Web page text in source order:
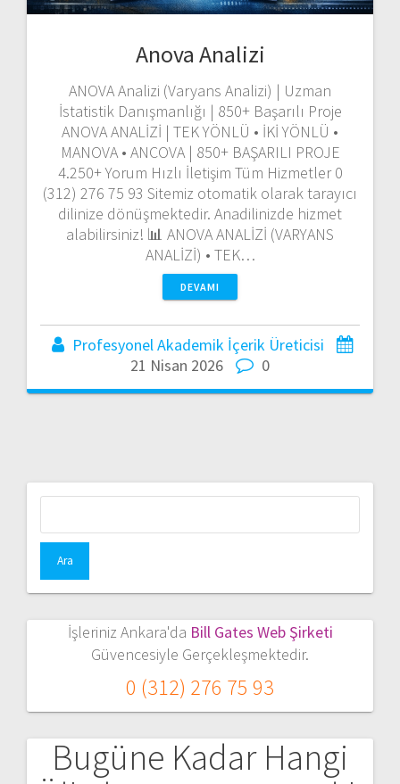
Anova Analizi
ANOVA Analizi (Varyans Analizi) | Uzman
İstatistik Danışmanlığı | 850+ Başarılı Proje
ANOVA ANALİZİ | TEK YÖNLÜ • İKİ YÖNLÜ •
MANOVA • ANCOVA | 850+ BAŞARILI PROJE
4.250+ Yorum Hızlı İletişim Tüm Hizmetler 0
(312) 276 75 93 Sitemiz otomatik olarak tarayıcı
dilinize dönüşmektedir. Anadilinizde hizmet
alabilirsiniz! 📊 ANOVA ANALİZİ (VARYANS
ANALİZİ) • TEK…
DEVAMI
Profesyonel Akademik İçerik Üreticisi
21 Nisan 2026
0
İşleriniz Ankara'da Bill Gates Web Şirketi
Güvencesiyle Gerçekleşmektedir.
0 (312) 276 75 93
Bugüne Kadar Hangi